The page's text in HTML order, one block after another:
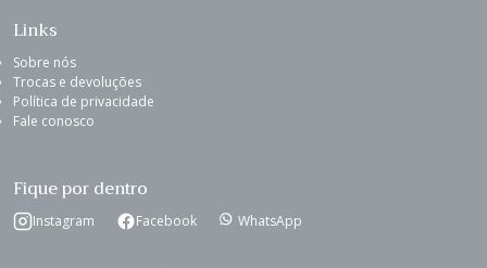
Links
Sobre nós
Trocas e devoluções
Política de privacidade
Fale conosco
Fique por dentro
Instagram Facebook WhatsApp